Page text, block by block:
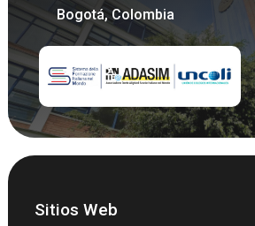
Bogotá, Colombia
Sitios Web